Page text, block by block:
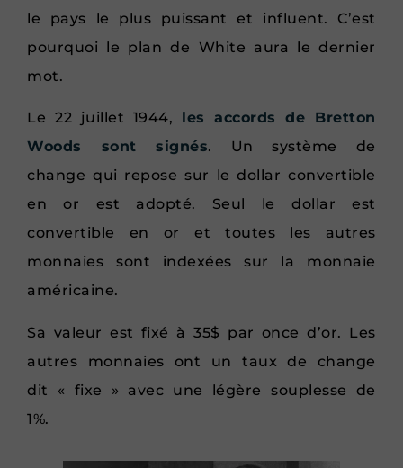
le pays le plus puissant et influent. C’est
pourquoi le plan de White aura le dernier
mot.
Le 22 juillet 1944,
les accords de Bretton
Woods sont signés. Un système de
change qui repose sur le dollar convertible
en or est adopté. Seul le dollar est
convertible en or et toutes les autres
monnaies sont indexées sur la monnaie
américaine.
Sa valeur est fixé à 35$ par once d’or. Les
autres monnaies ont un taux de change
dit « fixe » avec une légère souplesse de
1%.